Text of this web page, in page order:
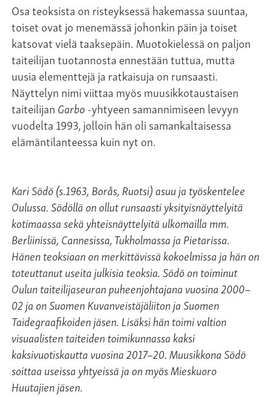
Osa teoksista on risteyksessä hakemassa suuntaa,
toiset ovat jo menemässä johonkin päin ja toiset
katsovat vielä taaksepäin. Muotokielessä on paljon
taiteilijan tuotannosta ennestään tuttua, mutta
uusia elementtejä ja ratkaisuja on runsaasti.
Näyttelyn nimi viittaa myös muusikkotaustaisen
taiteilijanGarbo-yhtyeen samannimiseen levyyn
vuodelta 1993, jolloin hän oli samankaltaisessa
elämäntilanteessa kuin nyt on.
Kari Södö (s.1963, Borås, Ruotsi) asuu ja työskentelee
Oulussa. Södöllä on ollut runsaasti yksityisnäyttelyitä
kotimaassa sekä yhteisnäyttelyitä ulkomailla mm.
Berliinissä, Cannesissa, Tukholmassa ja Pietarissa.
Hänen teoksiaan on merkittävissä kokoelmissa ja hän on
toteuttanut useita julkisia teoksia. Södö on toiminut
Oulun taiteilijaseuran puheenjohtajana vuosina 2000–
02 ja on Suomen Kuvanveistäjäliiton ja Suomen
Taidegraafikoiden jäsen. Lisäksi hän toimi valtion
visuaalisten taiteiden toimikunnassa kaksi
kaksivuotiskautta vuosina 2017–20. Muusikkona Södö
soittaa useissa yhtyeissä ja on myös Mieskuoro
Huutajien jäsen.